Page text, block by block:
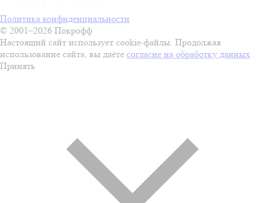
Политика конфиденциальности
© 2001–2026 Покрофф
Настоящий сайт использует cookie-файлы. Продолжая
использование сайта, вы даёте согласие на обработку данных .
Принять